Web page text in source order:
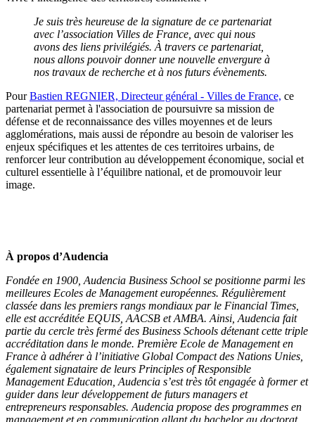
Je suis très heureuse de la signature de ce partenariat
avec l’association Villes de France, avec qui nous
avons des liens privilégiés. À travers ce partenariat,
nous allons pouvoir donner une nouvelle envergure à
nos travaux de recherche et à nos futurs évènements.
PourBastien REGNIER, Directeur général - Villes de France, ce
partenariat permet à l'association de poursuivre sa mission de
défense et de reconnaissance des villes moyennes et de leurs
agglomérations, mais aussi de répondre au besoin de valoriser les
enjeux spécifiques et les attentes de ces territoires urbains, de
renforcer leur contribution au développement économique, social et
culturel essentielle à l’équilibre national, et de promouvoir leur
image.
À propos d’Audencia
Fondée en 1900, Audencia Business School se positionne parmi les
meilleures Ecoles de Management européennes. Régulièrement
classée dans les premiers rangs mondiaux par le Financial Times,
elle est accréditée EQUIS, AACSB et AMBA. Ainsi, Audencia fait
partie du cercle très fermé des Business Schools détenant cette triple
accréditation dans le monde. Première Ecole de Management en
France à adhérer à l’initiative Global Compact des Nations Unies,
également signataire de leurs Principles of Responsible
Management Education, Audencia s’est très tôt engagée à former et
guider dans leur développement de futurs managers et
entrepreneurs responsables. Audencia propose des programmes en
management et en communication allant du bachelor au doctorat.